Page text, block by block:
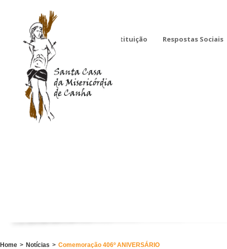
Instituição Respostas Sociais
Home > Notícias > Comemoração 406º ANIVERSÁRIO